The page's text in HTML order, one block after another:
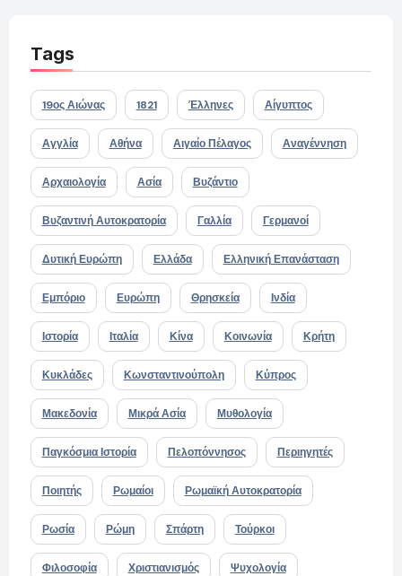
Tags
19ος Αιώνας 1821 Έλληνες Αίγυπτος
Αγγλία Αθήνα Αιγαίο Πέλαγος Αναγέννηση
Αρχαιολογία Ασία Βυζάντιο
Βυζαντινή Αυτοκρατορία Γαλλία Γερμανοί
Δυτική Ευρώπη Ελλάδα Ελληνική Επανάσταση
Εμπόριο Ευρώπη Θρησκεία Ινδία
Ιστορία Ιταλία Κίνα Κοινωνία Κρήτη
Κυκλάδες Κωνσταντινούπολη Κύπρος
Μακεδονία Μικρά Ασία Μυθολογία
Παγκόσμια Ιστορία Πελοπόννησος Περιηγητές
Ποιητής Ρωμαίοι Ρωμαϊκή Αυτοκρατορία
Ρωσία Ρώμη Σπάρτη Τούρκοι
Φιλοσοφία Χριστιανισμός Ψυχολογία